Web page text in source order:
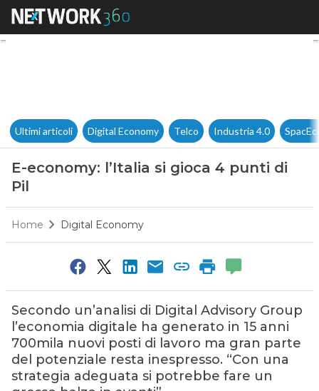
E-economy: l’Italia si gioca 4
Ultimi articoli Digital Economy Telco Industria 4.0
E-economy: l’Italia si gioca 4 punti di
Pil
Home Digital Economy
Secondo un’analisi di Digital Advisory Group
l’economia digitale ha generato in 15 anni
700mila nuovi posti di lavoro ma gran parte
del potenziale resta inespresso. “Con una
strategia adeguata si potrebbe fare un